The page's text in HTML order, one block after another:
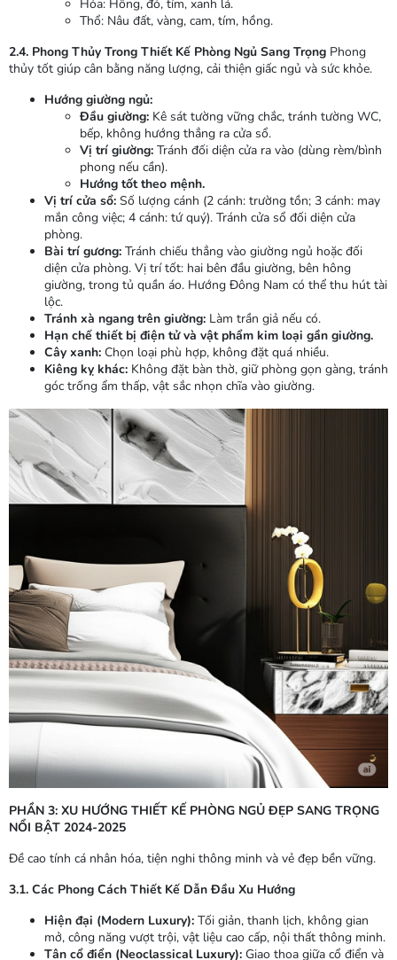
Hỏa: Hồng, đỏ, tím, xanh lá.
Thổ: Nâu đất, vàng, cam, tím, hồng.
2.4. Phong Thủy Trong Thiết Kế Phòng Ngủ Sang Trọng Phong
thủy tốt giúp cân bằng năng lượng, cải thiện giấc ngủ và sức khỏe.
Hướng giường ngủ:
Đầu giường: Kê sát tường vững chắc, tránh tường WC,
bếp, không hướng thẳng ra cửa sổ.
Vị trí giường: Tránh đối diện cửa ra vào (dùng rèm/bình
phong nếu cần).
Hướng tốt theo mệnh.
Vị trí cửa sổ: Số lượng cánh (2 cánh: trường tồn; 3 cánh: may
mắn công việc; 4 cánh: tứ quý). Tránh cửa sổ đối diện cửa
phòng.
Bài trí gương: Tránh chiếu thẳng vào giường ngủ hoặc đối
diện cửa phòng. Vị trí tốt: hai bên đầu giường, bên hông
giường, trong tủ quần áo. Hướng Đông Nam có thể thu hút tài
lộc.
Tránh xà ngang trên giường: Làm trần giả nếu có.
Hạn chế thiết bị điện tử và vật phẩm kim loại gần giường.
Cây xanh: Chọn loại phù hợp, không đặt quá nhiều.
Kiêng kỵ khác: Không đặt bàn thờ, giữ phòng gọn gàng, tránh
góc trống ẩm thấp, vật sắc nhọn chĩa vào giường.
PHẦN 3: XU HƯỚNG THIẾT KẾ PHÒNG NGỦ ĐẸP SANG TRỌNG
NỔI BẬT 2024-2025
Đề cao tính cá nhân hóa, tiện nghi thông minh và vẻ đẹp bền vững.
3.1. Các Phong Cách Thiết Kế Dẫn Đầu Xu Hướng
Hiện đại (Modern Luxury): Tối giản, thanh lịch, không gian
mở, công năng vượt trội, vật liệu cao cấp, nội thất thông minh.
Tân cổ điển (Neoclassical Luxury): Giao thoa giữa cổ điển và